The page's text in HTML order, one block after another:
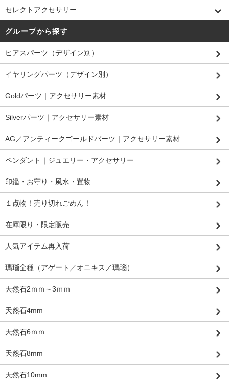
セレクトアクセサリー
グループから探す
ピアスパーツ（デザイン別）
イヤリングパーツ（デザイン別）
Goldパーツ｜アクセサリー素材
Silverパーツ｜アクセサリー素材
AG／アンティークゴールドパーツ｜アクセサリー素材
ペンダント｜ジュエリー・アクセサリー
印鑑・お守り・風水・置物
１点物！売り切れごめん！
在庫限り・限定販売
人気アイテム再入荷
瑪瑙全種（アゲート／オニキス／瑪瑙）
天然石2ｍｍ～3ｍｍ
天然石4mm
天然石6ｍｍ
天然石8mm
天然石10mm